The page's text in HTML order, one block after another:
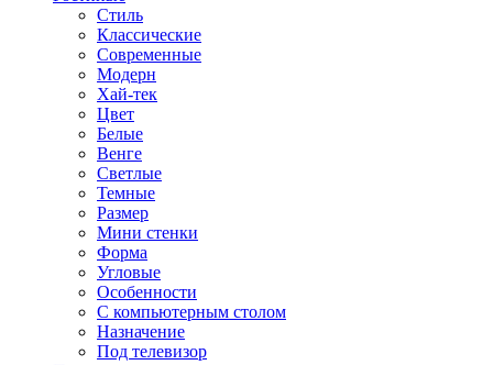
Стиль
Классические
Современные
Модерн
Хай-тек
Цвет
Белые
Венге
Светлые
Темные
Размер
Мини стенки
Форма
Угловые
Особенности
С компьютерным столом
Назначение
Под телевизор